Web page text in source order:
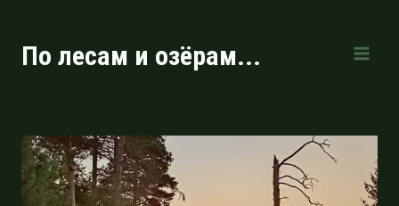
содержимому
По лесам и озёрам...